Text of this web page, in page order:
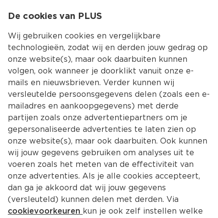
Kies jouw
Terug Producten
De cookies van PLUS
Wij gebruiken cookies en vergelijkbare
technologieën, zodat wij en derden jouw gedrag op
onze website(s), maar ook daarbuiten kunnen
volgen, ook wanneer je doorklikt vanuit onze e-
mails en nieuwsbrieven. Verder kunnen wij
versleutelde persoonsgegevens delen (zoals een e-
mailadres en aankoopgegevens) met derde
partijen zoals onze advertentiepartners om je
gepersonaliseerde advertenties te laten zien op
onze website(s), maar ook daarbuiten. Ook kunnen
wij jouw gegevens gebruiken om analyses uit te
voeren zoals het meten van de effectiviteit van
onze advertenties. Als je alle cookies accepteert,
dan ga je akkoord dat wij jouw gegevens
(versleuteld) kunnen delen met derden. Via
cookievoorkeuren kun je ook zelf instellen welke